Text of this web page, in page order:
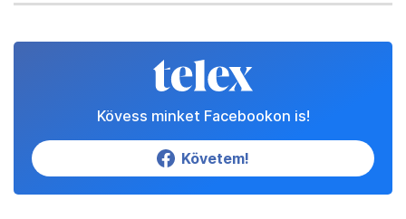
Kövess minket Facebookon is!
Követem!